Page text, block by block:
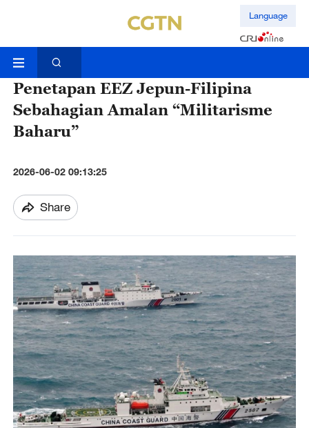
Language
Penetapan EEZ Jepun-Filipina
Sebahagian Amalan “Militarisme
Baharu”
2026-06-02 09:13:25
Share